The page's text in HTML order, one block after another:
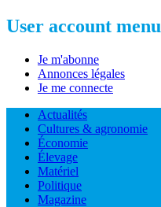
User account menu
Je m'abonne
Annonces légales
Je me connecte
Actualités
Cultures & agronomie
Économie
Élevage
Matériel
Politique
Magazine